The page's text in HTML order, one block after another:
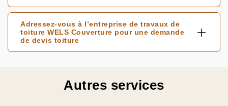
Adressez-vous à l’entreprise de travaux de
toiture WELS Couverture pour une demande
de devis toiture
Autres services